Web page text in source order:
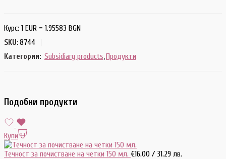
Курс: 1 EUR = 1.95583 BGN
SKU:8744
Категории: Subsidiary products,Продукти
Подобни продукти
Купи
Течност за почистване на четки 150 мл. €16.00 / 31.29 лв.